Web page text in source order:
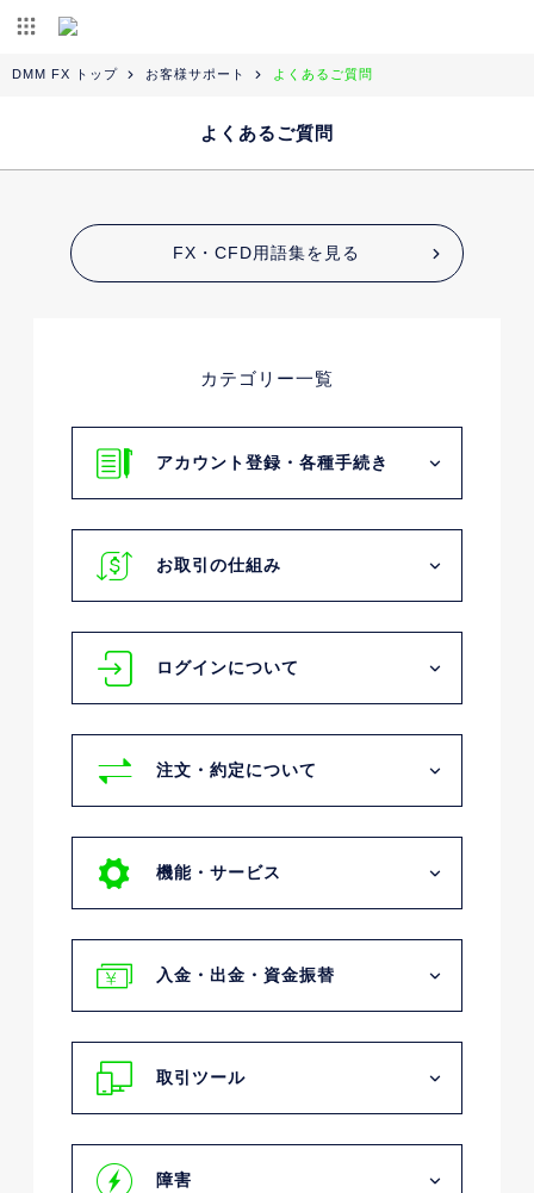
DMM FX トップ お客様サポート よくあるご質問
よくあるご質問
FX・CFD用語集を見る
カテゴリー一覧
アカウント登録・各種手続き
お取引の仕組み
ログインについて
注文・約定について
機能・サービス
入金・出金・資金振替
取引ツール
障害